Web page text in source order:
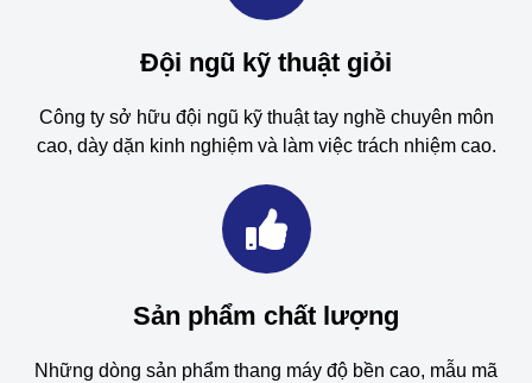
Đội ngũ kỹ thuật giỏi
Công ty sở hữu đội ngũ kỹ thuật tay nghề chuyên môn
cao, dày dặn kinh nghiệm và làm việc trách nhiệm cao.
Sản phẩm chất lượng
Những dòng sản phẩm thang máy độ bền cao, mẫu mã